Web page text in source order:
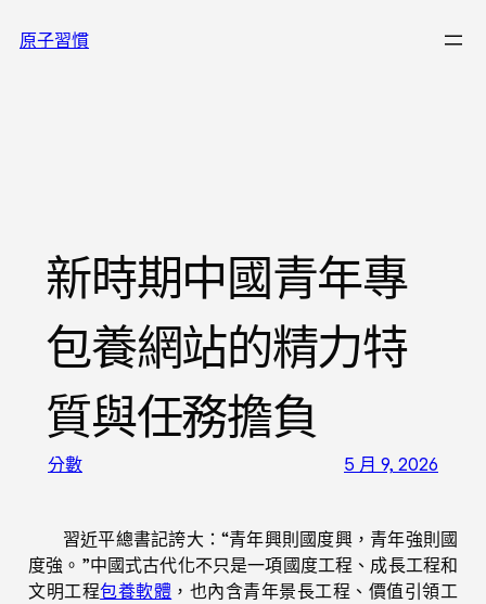
至原子習慣
新時期中國青年專
包養網站的精力特
質與任務擔負
分數 5 月 9, 2026
習近平總書記誇大：“青年興則國度興，青年強則國
度強。”中國式古代化不只是一項國度工程、成長工程和
文明工程包養軟體 ，也內含青年景長工程、價值引領工